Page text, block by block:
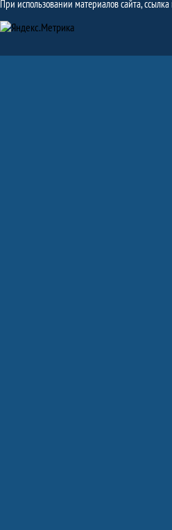
При использовании материалов сайта, ссылка